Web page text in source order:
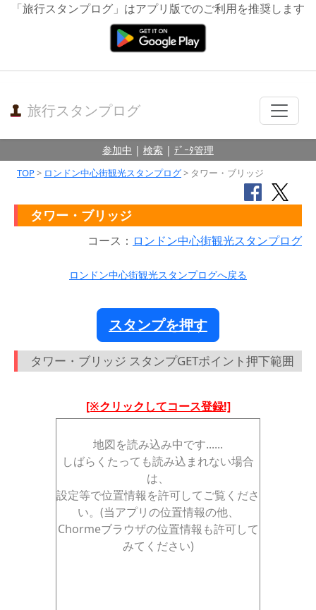
「旅行スタンプログ」はアプリ版でのご利用を推奨します
旅行スタンプログ
参加中 | 検索 | ﾃﾞｰﾀ管理
TOP> ロンドン中心街観光スタンプログ> タワー・ブリッジ
タワー・ブリッジ
コース： ロンドン中心街観光スタンプログ
ロンドン中心街観光スタンプログへ戻る
スタンプを押す
タワー・ブリッジ スタンプGETポイント押下範囲
[※クリックしてコース登録!]
地図を読み込み中です......
しばらくたっても読み込まれない場合
は、
設定等で位置情報を許可してご覧くださ
い。(当アプリの位置情報の他、
Chormeブラウザの位置情報も許可して
みてください)